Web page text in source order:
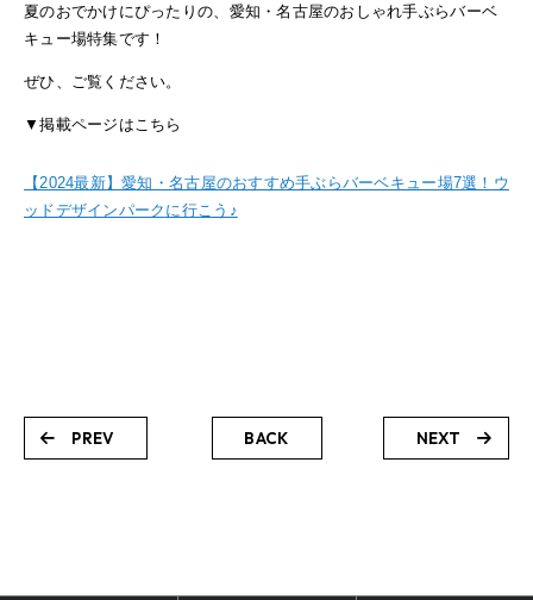
夏のおでかけにぴったりの、愛知・名古屋のおしゃれ手ぶらバーベ
キュー場特集です！
ぜひ、ご覧ください。
▼掲載ページはこちら
【2024最新】愛知・名古屋のおすすめ手ぶらバーベキュー場7選！ウ
ッドデザインパークに行こう♪
NEXT
BACK
PREV